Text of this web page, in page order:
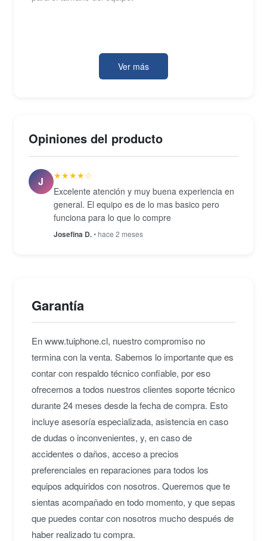
Thunderbolt, un puerto USB 2.0, conector de
auriculares y cámara FaceTime HD para
ultraligero o una máquina de viaje con el acabado y
Ver más
Opiniones del producto
J
★★★★☆
Excelente atención y muy buena experiencia en
general. El equipo es de lo mas basico pero
funciona para lo que lo compre
Josefina D.• hace 2 meses
Garantía
En www.tuiphone.cl, nuestro compromiso no
termina con la venta. Sabemos lo importante que es
contar con respaldo técnico confiable, por eso
ofrecemos a todos nuestros clientes soporte técnico
durante 24 meses desde la fecha de compra. Esto
incluye asesoría especializada, asistencia en caso
de dudas o inconvenientes, y, en caso de
accidentes o daños, acceso a precios
preferenciales en reparaciones para todos los
equipos adquiridos con nosotros. Queremos que te
sientas acompañado en todo momento, y que sepas
que puedes contar con nosotros mucho después de
haber realizado tu compra.